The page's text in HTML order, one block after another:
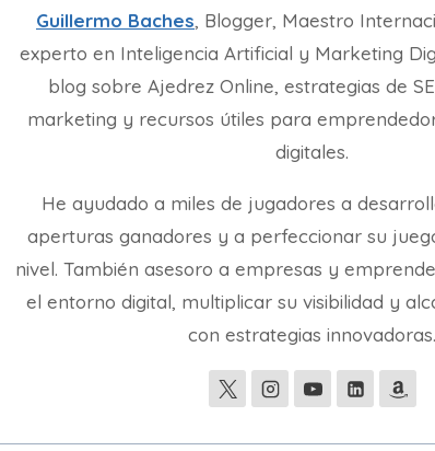
Guillermo Baches, Blogger, Maestro
experto en Inteligencia Artificial y Marketing
blog sobre Ajedrez Online, estrategias de
marketing y recursos útiles para
digitales.
He ayudado a miles de jugadores a
aperturas ganadores y a perfeccionar su
nivel. También asesoro a empresas y
el entorno digital, multiplicar su visibilidad y
con estrategias innovadoras.